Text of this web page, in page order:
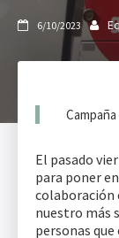
 6/10/2023 
El pasado
para poner
colaboración
nuestro más
personas